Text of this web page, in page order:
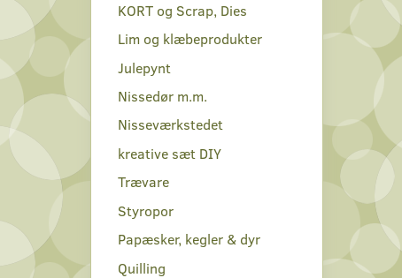
KORT og Scrap, Dies
Lim og klæbeprodukter
Julepynt
Nissedør m.m.
Nisseværkstedet
kreative sæt DIY
Trævare
Styropor
Papæsker, kegler & dyr
Quilling